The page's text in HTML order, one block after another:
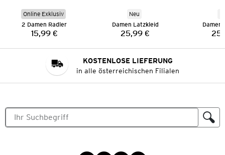
Online Exklusiv
2 Damen Radler
Preis:
15,99 €
Neu
Damen Latzkleid
Preis:
25,99 €
Damen
KOSTENLOSE LIEFERUNG
in alle österreichischen Filialen